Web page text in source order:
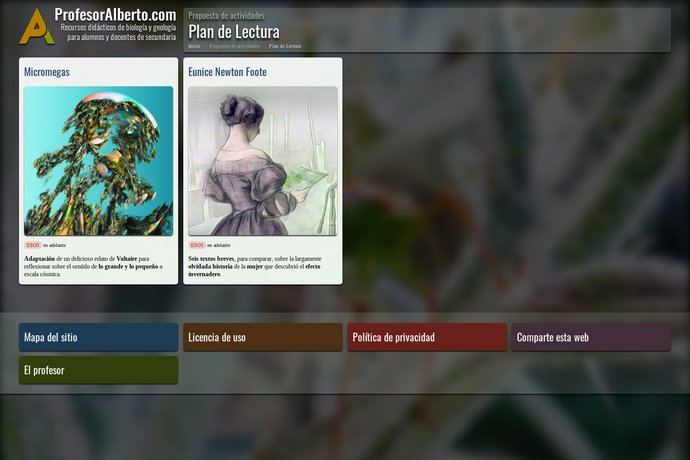
Propuesta de actividades
Plan de Lectura
Inicio Propuesta de actividades → Plan de Lectura
Micromegas
ESO3 en adelante
Adaptación de un delicioso relato de Voltaire para
reflexionar sobre el sentido de lo grande y lo pequeño a
escala cósmica.
Eunice Newton Foote
ESO1 en adelante
Seis textos breves, para comparar, sobre la largamente
olvidada historia de la mujer que descubrió el efecto
invernadero.
Mapa del sitio Licencia de uso Política de privacidad Comparte esta web
El profesor